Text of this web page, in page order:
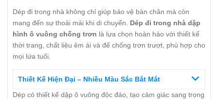
Dép đi trong nhà không chỉ giúp bảo vệ bàn chân mà còn
mang đến sự thoải mái khi di chuyển. Dép đi trong nhà dập
hình ô vuông chống trơn là lựa chọn hoàn hảo với thiết kế
thời trang, chất liệu êm ái và đế chống trơn trượt, phù hợp cho
mọi lứa tuổi.
Thiết Kế Hiện Đại – Nhiều Màu Sắc Bắt Mắt
Dép có thiết kế dập ô vuông độc đáo, tạo cảm giác sang trọng